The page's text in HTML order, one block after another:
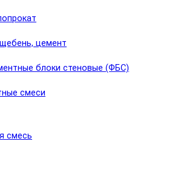
цемент
блоки стеновые (ФБС)
смеси
смесь